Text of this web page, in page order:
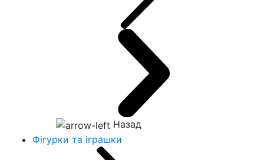
Назад
Фігурки та іграшки